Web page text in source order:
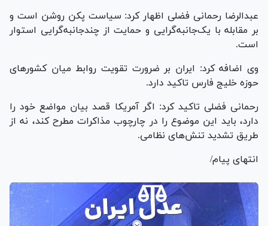
عبد‌الرضا رحمانی فضلی اظهار کرد: سیاست پکن روشن است و
بر مقابله با یک‌جانبه‌گرایی و حمایت از چندجانبه‌گرایی استوار
است.
وی اضافه کرد: ایران بر ضرورت تقویت روابط میان کشور‌های
حوزه خلیج فارس تاکید دارد.
رحمانی فضلی تاکید کرد: اگر آمریکا قصد بیان مواضع خود را
دارد، باید این موضوع را در چارچوب مذاکرات مطرح کند، نه از
طریق تشدید تنش‌های نظامی.
انتهای پیام/